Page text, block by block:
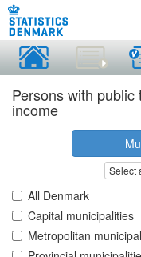
Persons with
income
Select
All Denmark
Capital municipalities
Metropolitan